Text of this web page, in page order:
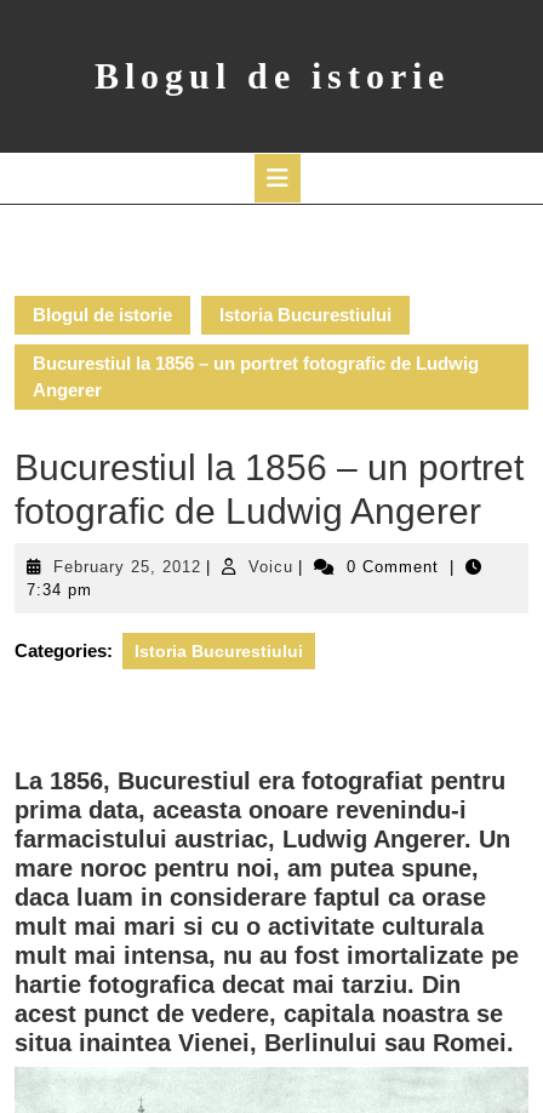
Blogul de istorie
Blogul de istorie Istoria Bucurestiului
Bucurestiul la 1856 – un portret fotografic de Ludwig
Angerer
Bucurestiul la 1856 – un portret
fotografic de Ludwig Angerer
February 25, 2012 FebruaryVoicu Voicu 0 Comment
7:34 pm
Categories: Istoria Bucurestiului
La 1856, Bucurestiul era fotografiat pentru
prima data, aceasta onoare revenindu-i
farmacistului austriac, Ludwig Angerer. Un
mare noroc pentru noi, am putea spune,
daca luam in considerare faptul ca orase
mult mai mari si cu o activitate culturala
mult mai intensa, nu au fost imortalizate pe
hartie fotografica decat mai tarziu. Din
acest punct de vedere, capitala noastra se
situa inaintea Vienei, Berlinului sau Romei.